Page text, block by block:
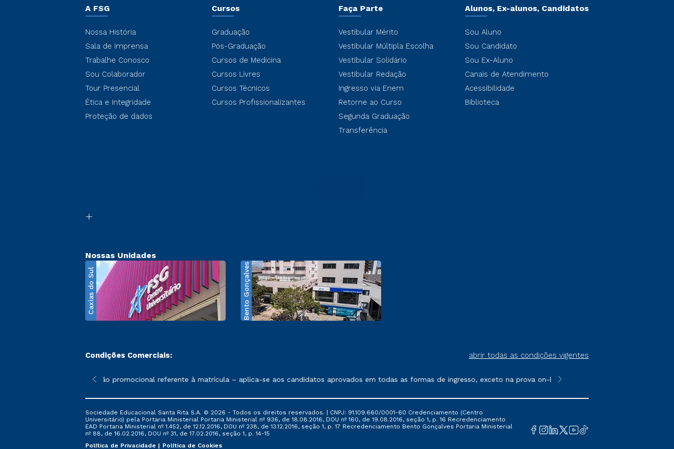
A FSG
Nossa História
Sala de Imprensa
Trabalhe Conosco
Sou Colaborador
Tour Presencial
Ética e Integridade
Proteção de dados
Cursos
Graduação
Pós-Graduação
Cursos de Medicina
Cursos Livres
Cursos Técnicos
Cursos Profissionalizantes
Faça Parte
Vestibular Mérito
Vestibular Múltipla Escolha
Vestibular Solidário
Vestibular Redação
Ingresso via Enem
Retorne ao Curso
Segunda Graduação
Transferência
Alunos, Ex-alunos, Candidatos
Sou Aluno
Sou Candidato
Sou Ex-Aluno
Canais de Atendimento
Acessibilidade
Biblioteca
Nossas Unidades
Caxias do Sul Bento Gonçalves
Condições Comerciais: abrir todas as condições vigentes
sofrer alterações nos períodos de rematrícula conforme exposto no contrato de prestação de serviços.
*A condição promocional referente à matrícula – aplica-se aos candidatos aprovados em todas as formas de ingresso, exceto na prova on-line ou agendada, que ofertam
**Semipresencial é um formato do
Sociedade Educacional Santa Rita S.A. © 2026 - Todos os direitos reservados. | CNPJ: 91.109.660/0001-60 Credenciamento (Centro
Universitário) pela Portaria Ministerial Portaria Ministerial nº 936, de 18.08.2016, DOU nº 160, de 19.08.2016, seção 1, p. 16 Recredenciamento
EAD Portaria Ministerial nº 1.452, de 12.12.2016, DOU nº 238, de 13.12.2016, seção 1, p. 17 Recredenciamento Bento Gonçalves Portaria Ministerial
nº 88, de 16.02.2016, DOU nº 31, de 17.02.2016, seção 1, p. 14-15
Política de Privacidade
Política de Cookies